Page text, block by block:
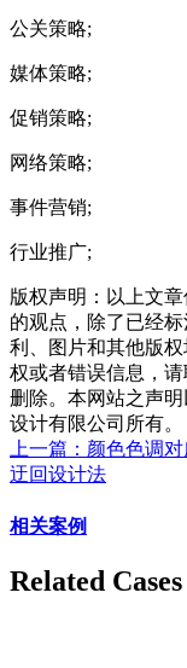
公关策略;
媒体策略;
促销策略;
网络策略;
事件营销;
行业推广;
版权声明：以上文
的观点，除了已经
利、图片和其他版
权或者错误信息，
删除。本网站之声
设计有限公司所有。
上一篇：颜色色调
迂回设计法
相关案例
Related Cases